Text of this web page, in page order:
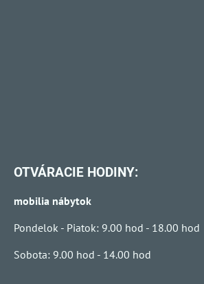
OTVÁRACIE HODINY:
mobilia nábytok
Pondelok - Piatok: 9.00 hod - 18.00 hod
Sobota: 9.00 hod - 14.00 hod